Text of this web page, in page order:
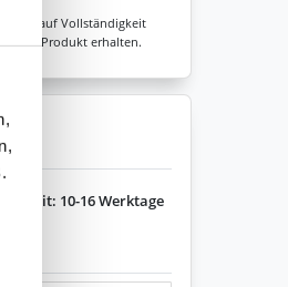
auf Vollständigkeit
Produkt erhalten.
10-16 Werktage